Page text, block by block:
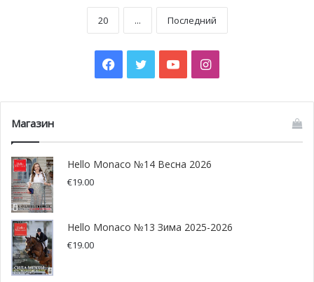
20 ... Последний
Facebook
TwitterYouTubeInstagram
Магазин
Hello Monaco №14 Весна 2026
€19.00
Hello Monaco №13 Зима 2025-2026
€19.00